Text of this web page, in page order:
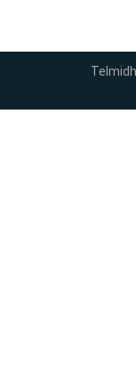
Telmidh